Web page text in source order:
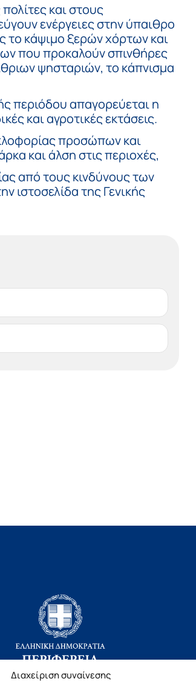
Διαχείριση συναίνεσης
και στους
ενέργειες στην ύπαιθρο
κάψιμο ξερών χόρτων και
που προκαλούν σπινθήρες
ψησταριών, το κάπνισμα
περιόδου απαγορεύεται η
και αγροτικές εκτάσεις.
προσώπων και
και άλση στις περιοχές,
από τους κινδύνους των
ιστοσελίδα της Γενικής